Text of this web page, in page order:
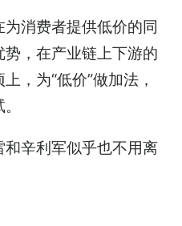
消费者提供低价的同
，在产业链上下游的
，为“低价”做加法，
辛利军似乎也不用离